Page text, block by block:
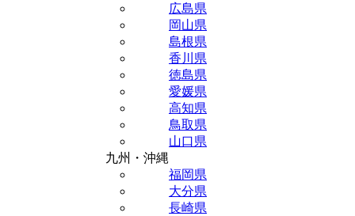
広島県
岡山県
島根県
香川県
徳島県
愛媛県
高知県
鳥取県
山口県
九州・沖縄
福岡県
大分県
長崎県